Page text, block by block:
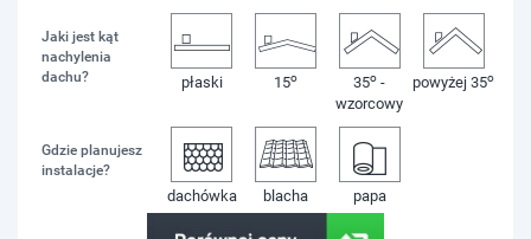
Jaki jest kąt
nachylenia
dachu?
płaski 15o 35o -
wzorcowy
powyżej 35o
Gdzie planujesz
instalacje?
dachówka blacha papa